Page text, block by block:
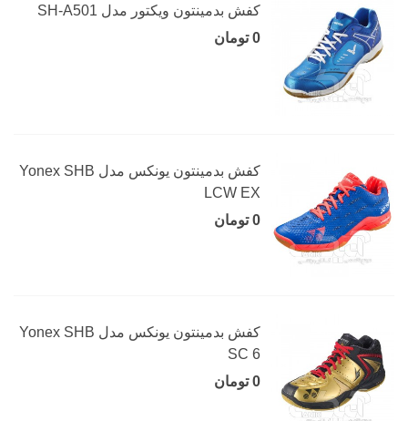
کفش بدمینتون ویکتور مدل SH-A501
0 تومان
کفش بدمینتون یونکس مدل Yonex SHB
LCW EX
0 تومان
کفش بدمینتون یونکس مدل Yonex SHB
SC 6
0 تومان